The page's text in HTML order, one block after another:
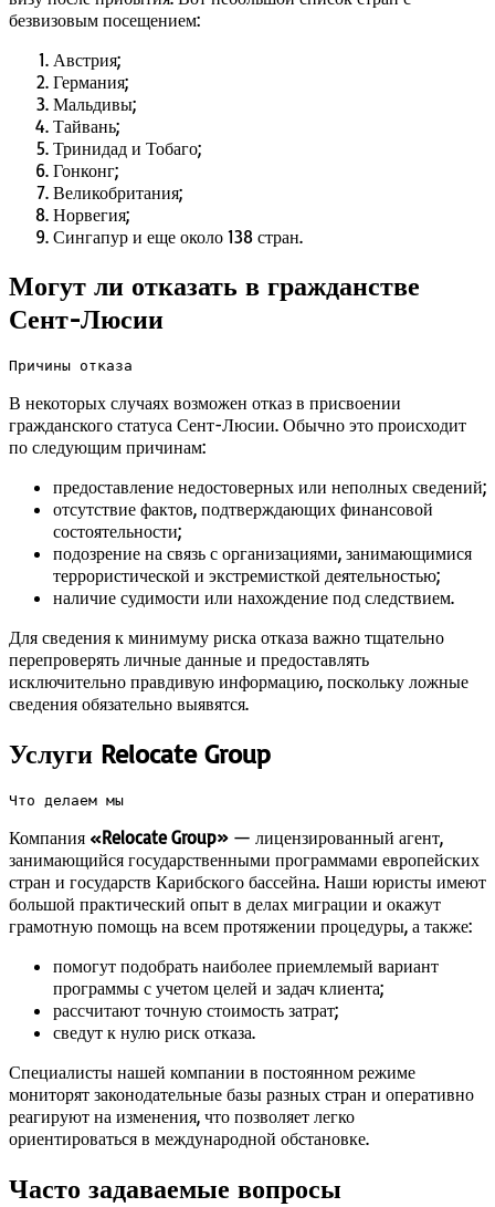
безвизовым посещением:
Австрия;
Германия;
Мальдивы;
Тайвань;
Тринидад и Тобаго;
Гонконг;
Великобритания;
Норвегия;
Сингапур и еще около 138 стран.
Могут ли отказать в гражданстве
Сент-Люсии
Причины отказа
В некоторых случаях возможен отказ в присвоении
гражданского статуса Сент-Люсии. Обычно это происходит
по следующим причинам:
предоставление недостоверных или неполных сведений;
отсутствие фактов, подтверждающих финансовой
состоятельности;
подозрение на связь с организациями, занимающимися
террористической и экстремисткой деятельностью;
наличие судимости или нахождение под следствием.
Для сведения к минимуму риска отказа важно тщательно
перепроверять личные данные и предоставлять
исключительно правдивую информацию, поскольку ложные
сведения обязательно выявятся.
Услуги Relocate Group
Что делаем мы
Компания «Relocate Group» — лицензированный агент,
занимающийся государственными программами европейских
стран и государств Карибского бассейна. Наши юристы имеют
большой практический опыт в делах миграции и окажут
грамотную помощь на всем протяжении процедуры, а также:
помогут подобрать наиболее приемлемый вариант
программы с учетом целей и задач клиента;
рассчитают точную стоимость затрат;
сведут к нулю риск отказа.
Специалисты нашей компании в постоянном режиме
мониторят законодательные базы разных стран и оперативно
реагируют на изменения, что позволяет легко
ориентироваться в международной обстановке.
Часто задаваемые вопросы